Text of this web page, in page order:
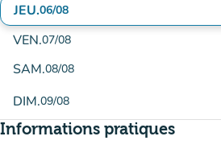
JEU.06/08
VEN.07/08
SAM.08/08
DIM.09/08
Informations pratiques